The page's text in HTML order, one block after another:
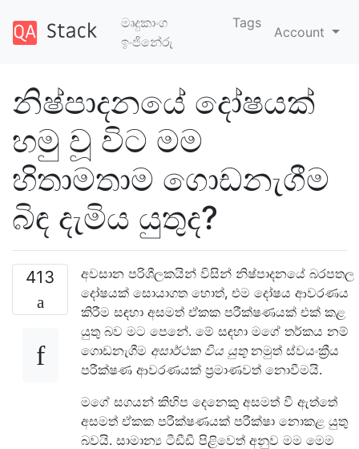
මෘදුකාංග
ඉංජිනේරු
Tags
Account
නිෂ්පාදනයේ දෝෂයක්
හමු වූ විට මම
හිතාමතාම ගොඩනැගීම
බිඳ දැමිය යුතුද?
413
අවසාන පරිශීලකයින් විසින් නිෂ්පාදනයේ බරපතල
දෝෂයක් සොයාගත හොත්, එම දෝෂය ආවරණය
කිරීම සඳහා අසමත් ඒකක පරීක්ෂණයක් එක් කළ
යුතු බව මට පෙනේ. මේ සඳහා මගේ තර්කය නම්
ගොඩනැගීම අසාර්ථක විය යුතුනමුත් ස්වයංක්‍රීය
පරීක්ෂණ ආවරණයක් ප්‍රමාණවත් නොවීමයි.
මගේ සගයන් කිහිප දෙනෙකු අසමත් වී ඇත්තේ
අසමත් ඒකක පරීක්ෂණයක් පරීක්ෂා නොකළ යුතු
බවයි. සාමාන්‍ය ටීඩීඩී පිළිවෙත් අනුව මම මෙම